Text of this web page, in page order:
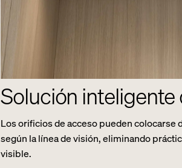
Solución inteligente
Los orificios de acceso pueden colocarse
según la línea de visión, eliminando
visible.